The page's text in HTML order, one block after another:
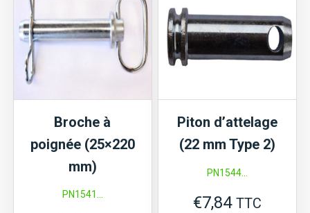
Broche à
poignée (25×220
mm)
PN1541...
Piton d’attelage
(22 mm Type 2)
PN1544...
€7,84 TTC